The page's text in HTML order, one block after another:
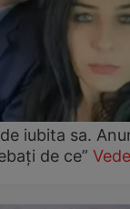
iubita sa.
de ce”